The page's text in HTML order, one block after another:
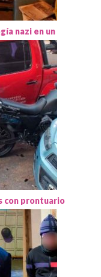
nazi en un
con prontuario